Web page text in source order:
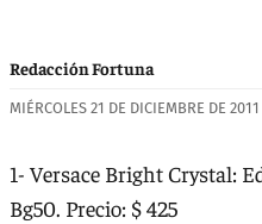
Redacción Fortuna
MIÉRCOLES 21 DE DICIEMBRE DE
1- Versace Bright Crystal:
Bg50. Precio: $ 425